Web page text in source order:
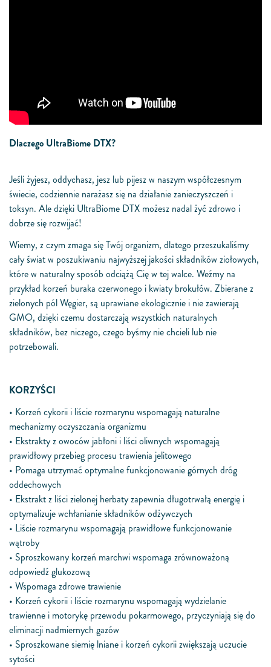
Dlaczego UltraBiome DTX?
Jeśli żyjesz, oddychasz, jesz lub pijesz w naszym współczesnym
świecie, codziennie narażasz się na działanie zanieczyszczeń i
toksyn. Ale dzięki UltraBiome DTX możesz nadal żyć zdrowo i
dobrze się rozwijać!
Wiemy, z czym zmaga się Twój organizm, dlatego przeszukaliśmy
cały świat w poszukiwaniu najwyższej jakości składników ziołowych,
które w naturalny sposób odciążą Cię w tej walce. Weźmy na
przykład korzeń buraka czerwonego i kwiaty brokułów. Zbierane z
zielonych pól Węgier, są uprawiane ekologicznie i nie zawierają
GMO, dzięki czemu dostarczają wszystkich naturalnych
składników, bez niczego, czego byśmy nie chcieli lub nie
potrzebowali.
KORZYŚCI
• Korzeń cykorii i liście rozmarynu wspomagają naturalne
mechanizmy oczyszczania organizmu
• Ekstrakty z owoców jabłoni i liści oliwnych wspomagają
prawidłowy przebieg procesu trawienia jelitowego
• Pomaga utrzymać optymalne funkcjonowanie górnych dróg
oddechowych
• Ekstrakt z liści zielonej herbaty zapewnia długotrwałą energię i
optymalizuje wchłanianie składników odżywczych
• Liście rozmarynu wspomagają prawidłowe funkcjonowanie
wątroby
• Sproszkowany korzeń marchwi wspomaga zrównoważoną
odpowiedź glukozową
• Wspomaga zdrowe trawienie
• Korzeń cykorii i liście rozmarynu wspomagają wydzielanie
trawienne i motorykę przewodu pokarmowego, przyczyniają się do
eliminacji nadmiernych gazów
• Sproszkowane siemię lniane i korzeń cykorii zwiększają uczucie
sytości